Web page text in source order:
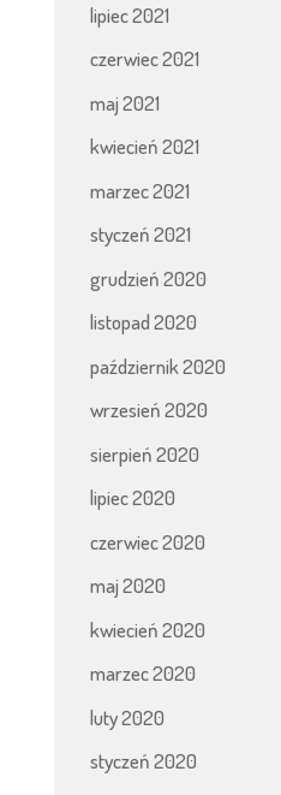
lipiec 2021
czerwiec 2021
maj 2021
kwiecień 2021
marzec 2021
styczeń 2021
grudzień 2020
listopad 2020
październik 2020
wrzesień 2020
sierpień 2020
lipiec 2020
czerwiec 2020
maj 2020
kwiecień 2020
marzec 2020
luty 2020
styczeń 2020